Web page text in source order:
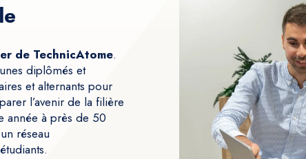
de TechnicAtome.
diplômés et
et alternants pour
l’avenir de la filière
année à près de 50
réseau